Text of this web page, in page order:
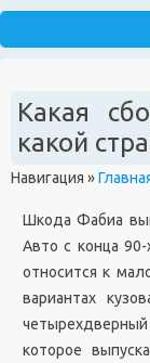
Какая
какой
Навигация »
Шкода Фабиа
Авто с конца
относится к
вариантах
которое